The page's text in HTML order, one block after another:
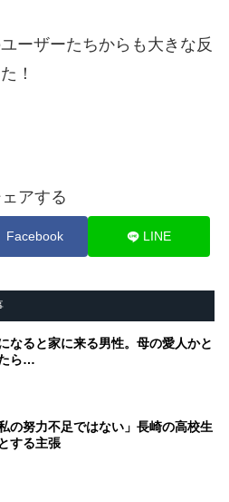
ーザーたちからも大きな反
！
アする
Facebook LINE
なると家に来る男性。母の愛人かと
ら…
の努力不足ではない」長崎の高校生
する主張